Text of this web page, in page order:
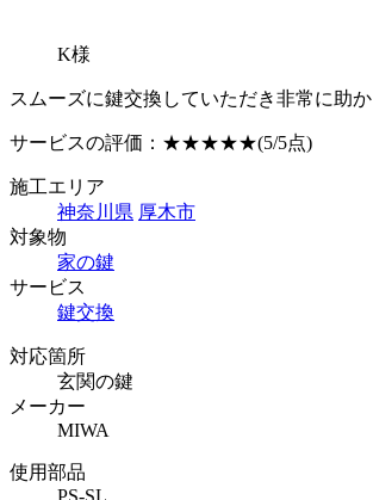
K様
スムーズに鍵交換していただき非常に助か
サービスの評価： ★★★★★(5/5点)
施工エリア
神奈川県 厚木市
対象物
家の鍵
サービス
鍵交換
対応箇所
玄関の鍵
メーカー
MIWA
使用部品
PS-SL